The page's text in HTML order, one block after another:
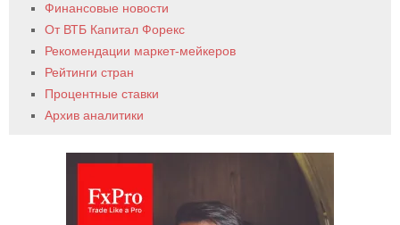
Финансовые новости
От ВТБ Капитал Форекс
Рекомендации маркет-мейкеров
Рейтинги стран
Процентные ставки
Архив аналитики